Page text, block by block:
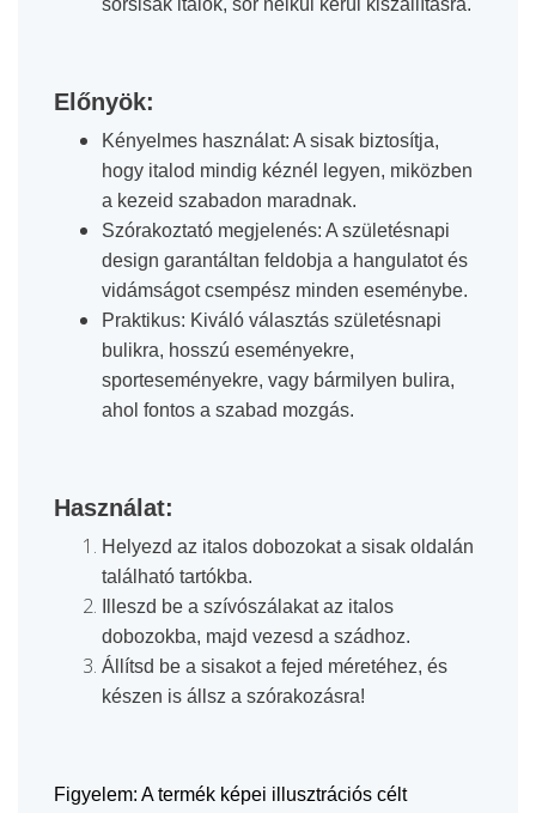
sörsisak italok, sör nélkül kerül kiszállításra.
Előnyök:
Kényelmes használat: A sisak biztosítja,
hogy italod mindig kéznél legyen, miközben
a kezeid szabadon maradnak.
Szórakoztató megjelenés: A születésnapi
design garantáltan feldobja a hangulatot és
vidámságot csempész minden eseménybe.
Praktikus: Kiváló választás születésnapi
bulikra, hosszú eseményekre,
sporteseményekre, vagy bármilyen bulira,
ahol fontos a szabad mozgás.
Használat:
Helyezd az italos dobozokat a sisak oldalán
található tartókba.
Illeszd be a szívószálakat az italos
dobozokba, majd vezesd a szádhoz.
Állítsd be a sisakot a fejed méretéhez, és
készen is állsz a szórakozásra!
Figyelem: A termék képei illusztrációs célt